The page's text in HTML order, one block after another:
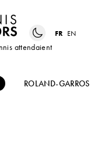
attendaient
FR EN
ROLAND-GARROS